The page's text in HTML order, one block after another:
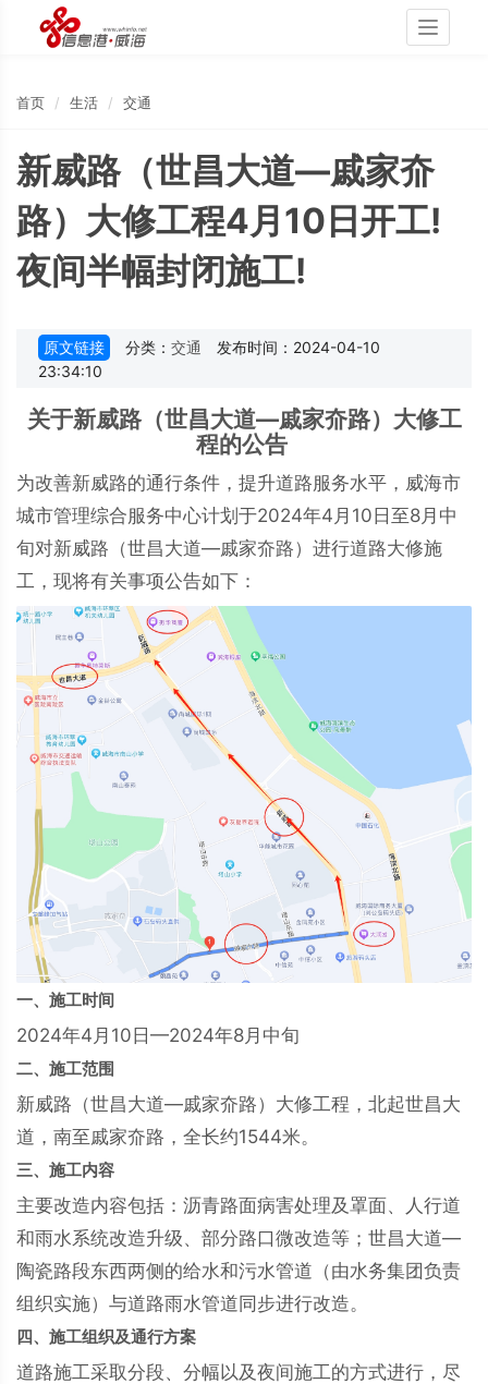
Toggle
首页 生活 交通
新威路（世昌大道—戚家夼
路）大修工程4月10日开工!
夜间半幅封闭施工!
原文链接 分类： 交通
发布时间：2024-04-10
23:34:10
关于新威路（世昌大道—戚家夼路）大修工
程的公告
为改善新威路的通行条件，提升道路服务水平，威海市
城市管理综合服务中心计划于2024年4月10日至8月中
旬对新威路（世昌大道—戚家夼路）进行道路大修施
工，现将有关事项公告如下：
一、施工时间
2024年4月10日—2024年8月中旬
二、施工范围
新威路（世昌大道—戚家夼路）大修工程，北起世昌大
道，南至戚家夼路，全长约1544米。
三、施工内容
主要改造内容包括：沥青路面病害处理及罩面、人行道
和雨水系统改造升级、部分路口微改造等；世昌大道—
陶瓷路段东西两侧的给水和污水管道（由水务集团负责
组织实施）与道路雨水管道同步进行改造。
四、施工组织及通行方案
道路施工采取分段、分幅以及夜间施工的方式进行，尽